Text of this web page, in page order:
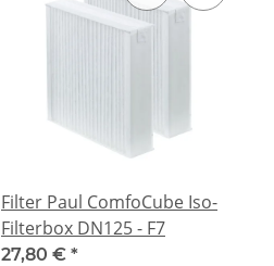
Filter Paul ComfoCube Iso-
Filterbox DN125 - F7
27,80 € *